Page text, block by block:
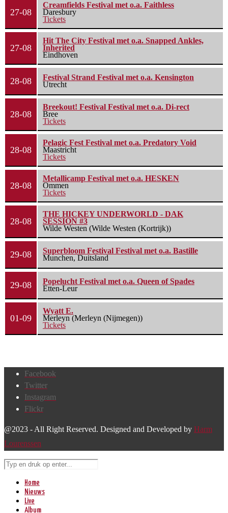
27-08
Creamfields Festival met o.a. Faithless
Daresbury
Tickets
27-08
Hit The City Festival met o.a. Snapped Ankles,
Inherited
Eindhoven
28-08
Festival Strand Festival met o.a. Kensington
Utrecht
28-08
Breekout! Festival Festival met o.a. Di-rect
Bree
Tickets
28-08
Pelagic Fest Festival met o.a. Predatory Void
Maastricht
Tickets
28-08
Metallicamp Festival met o.a. HESKEN
Ommen
Tickets
28-08
THE HICKEY UNDERWORLD - DAK
SESSION #3
Wilde Westen (Wilde Westen (Kortrijk))
29-08
Superbloom Festival Festival met o.a. Bastille
Munchen, Duitsland
29-08
Popelucht Festival met o.a. Queen of Spades
Etten-Leur
01-09
Wyatt E.
Merleyn (Merleyn (Nijmegen))
Tickets
Facebook
Twitter
Instagram
Flickr
@2023 - All Right Reserved. Designed and Developed by Harm
Lourenssen
Home
Nieuws
Live
Album